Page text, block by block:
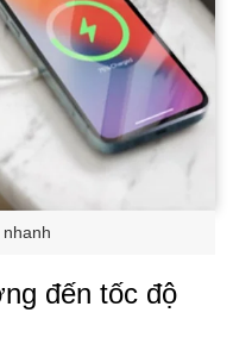
đến tốc độ